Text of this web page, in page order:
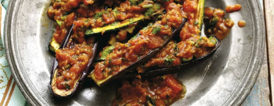
Články
TV Program
Škola vaření